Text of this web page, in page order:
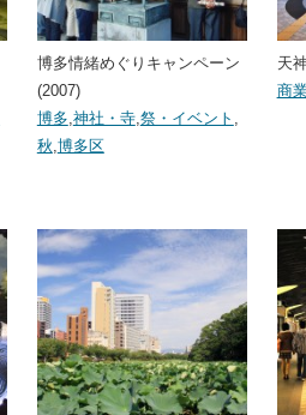
博多情緒めぐりキャンペーン
(2007)
博多 神社・寺, 祭・イベント
秋 博多区
天
商